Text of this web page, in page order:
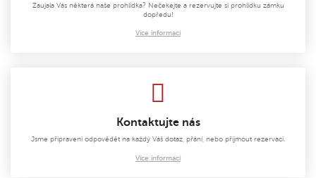
Zaujala Vás některá naše prohlídka? Nečekejte a rezervujte si prohlídku zámku
dopředu!
Více informací
Kontaktujte nás
Jsme připraveni odpovědět na každý Váš dotaz, přání, nebo přijmout rezervaci.
Více informací